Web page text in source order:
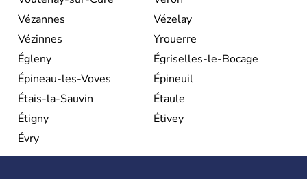
Vézannes
Vézelay
Vézinnes
Yrouerre
Égleny
Égriselles-le-Bocage
Épineau-les-Voves
Épineuil
Étais-la-Sauvin
Étaule
Étigny
Étivey
Évry